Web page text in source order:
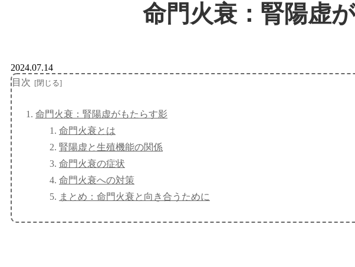
命門火衰：腎陽虚
2024.07.14
目次
命門火衰：腎陽虚がもたらす影
命門火衰とは
腎陽虚と生殖機能の関係
命門火衰の症状
命門火衰への対策
まとめ：命門火衰と向き合うために